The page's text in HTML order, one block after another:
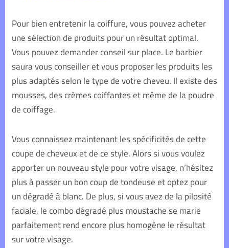
Pour bien entretenir la coiffure, vous pouvez acheter
une sélection de produits pour un résultat optimal.
Vous pouvez demander conseil sur place. Le barbier
saura vous conseiller et vous proposer les produits les
plus adaptés selon le type de votre cheveu. Il existe des
mousses, des crèmes coiffantes et même de la poudre
de coiffage.
Vous connaissez maintenant les spécificités de cette
coupe de cheveux et de ce style.Alors si vous voulez
apporter un nouveau style pour votre visage, n’hésitez
plus à passer un bon coup de tondeuse et optez pour
un dégradé à blanc. De plus, si vous avez de la pilosité
faciale, le combo dégradé plus moustache se marie
parfaitement rend encore plus homogène le résultat
sur votre visage.